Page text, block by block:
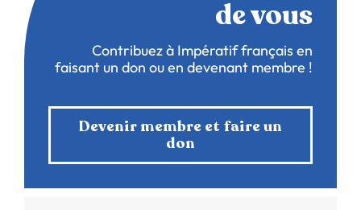
de vous
Contribuez à Impératif français en
faisant un don ou en devenant membre !
Devenir membre et faire un
don